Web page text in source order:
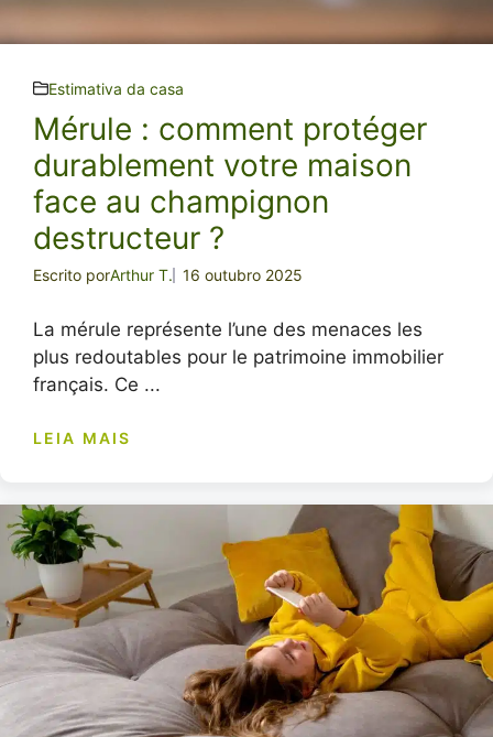
Estimativa da casa
Mérule : comment protéger
durablement votre maison
face au champignon
destructeur ?
Escrito porArthur T. 16 outubro 2025
La mérule représente l’une des menaces les
plus redoutables pour le patrimoine immobilier
français. Ce ...
LEIA MAIS